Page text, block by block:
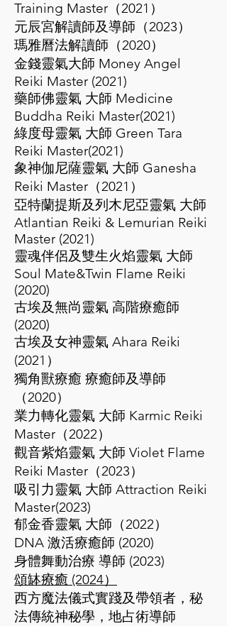
Training Master（2021）
元辰宮解讀師及導師（2023）
瑪雅曆法解讀師（2020）
金錢靈氣大師 Money Angel
Reiki Master (2021)
藥師佛靈氣 大師 Medicine
Buddha Reiki Master(2021)
​綠度母靈氣 大師 Green Tara
Reiki Master(2021)
象神伽尼薩靈氣 大師 Ganesha
Reiki Master（2021）
亞特蘭提斯及列木尼亞靈氣 大師
Atlantian Reiki & Lemurian Reiki
Master (2021)
靈魂伴侶及雙生火焰靈氣 大師
Soul Mate&Twin Flame Reiki
(2020)
古埃及無尚靈氣 高階療癒師
(2020)
古埃及女神靈氣 Ahara Reiki
(2021）
獨角獸療癒 療癒師及導師
（2020）
業力轉化靈氣 大師 Karmic Reiki
Master（2022）
觀音紫焰靈氣 大師 Violet Flame
Reiki Master（2023）
吸引力靈氣 大師 Attraction Reiki
Master(2023)
郁金香靈氣 大師（2022）
DNA 激活療癒師 (2020)
身體舞動治療 導師 (2023)
頌缽療癒 (2024）
西方魔法儀式實踐及帶領者，秘
法傳統神秘學，地占術導師